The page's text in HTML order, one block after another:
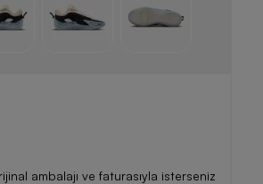
ambalajı ve faturasıyla isterseniz